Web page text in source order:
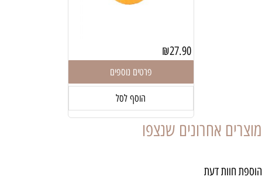
₪27.90
פרטים נוספים
הוסף לסל
מוצרים אחרונים שנצפו
הוספת חוות דעת